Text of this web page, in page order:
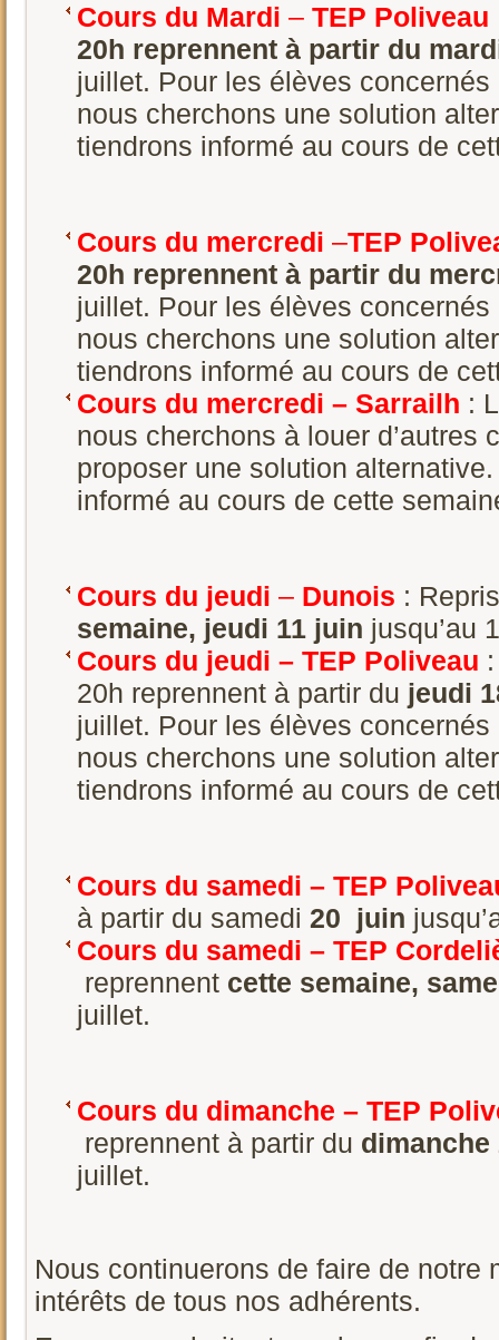
Cours du Mardi – TEP Poliveau
20h reprennent à partir du
juillet. Pour les élèves
nous cherchons une solution
tiendrons informé au cours de
Cours du mercredi –TEP
20h reprennent à partir du
juillet. Pour les élèves
nous cherchons une solution
tiendrons informé au cours de
Cours du mercredi – Sarrailh :
nous cherchons à louer d’autres
proposer une solution
informé au cours de cette
Cours du jeudi – Dunois :
semaine, jeudi 11 juin jusqu’au
Cours du jeudi – TEP Poliveau
20h reprennent à partir du jeudi
juillet. Pour les élèves
nous cherchons une solution
tiendrons informé au cours de
Cours du samedi – TEP
à partir du samedi 20 juin
Cours du samedi – TEP
reprennent cette semaine,
juillet.
Cours du dimanche – TEP
reprennent à partir du dimanche
juillet.
Nous continuerons de faire de notre
intérêts de tous nos adhérents.